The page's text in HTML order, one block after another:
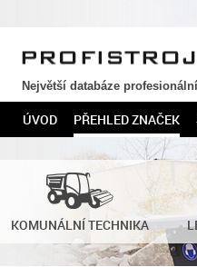
Největší databáze
ÚVOD PŘEHLED ZNAČEK
KOMUNÁLNÍ TECHNIKA